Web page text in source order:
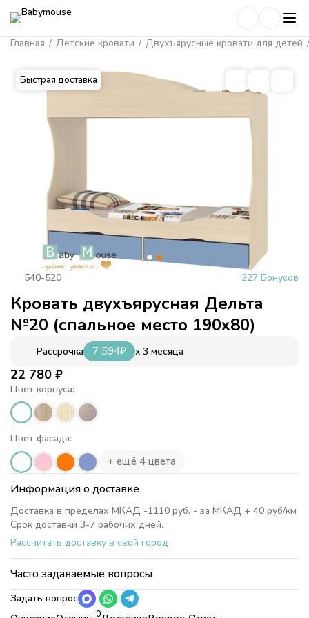
Главная / Детские кровати / Двухъярусные кровати для детей /
Быстрая доставка
0
540-520 227 Бонусов
Кровать двухъярусная Дельта
№20 (спальное место 190х80)
Рассрочка 7 594₽ x 3 месяца
Цвет корпуса:
Цвет фасада:
+ ещё 4 цвета
22 780 ₽
Информация о доставке
Доставка в пределах МКАД -1110 руб. - за МКАД + 40 руб/км
Срок доставки 3-7 рабочих дней.
Рассчитать доставку в свой город
Часто задаваемые вопросы
Задать вопрос